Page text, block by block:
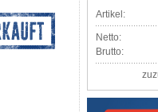
Artikel:
Netto:
Brutto: